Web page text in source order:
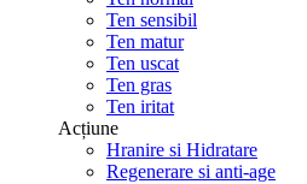
Ten sensibil
Ten matur
Ten uscat
Ten gras
Ten iritat
Acțiune
Hranire si Hidratare
Regenerare si anti-age